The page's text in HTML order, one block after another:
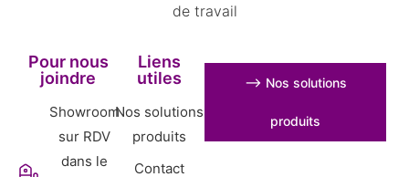
de travail
Pour nous
joindre
Showroom
sur RDV
dans le
Liens
utiles
Nos solutions
produits
Contact
⟶ Nos solutions
produits